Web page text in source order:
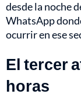
desde la noche
WhatsApp
ocurrir en ese
El tercer
horas